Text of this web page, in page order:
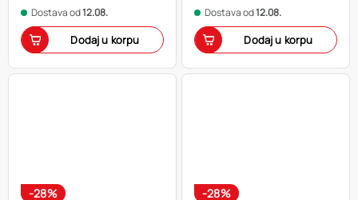
Dostava od12.08.
Dodaj u korpu
Dostava od12.08.
Dodaj u korpu
-28% -28%